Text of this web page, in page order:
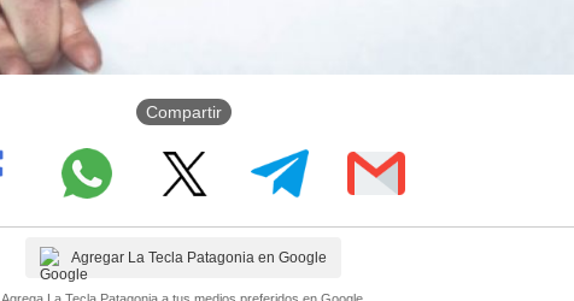
Compartir
Agregar La Tecla Patagonia en Google